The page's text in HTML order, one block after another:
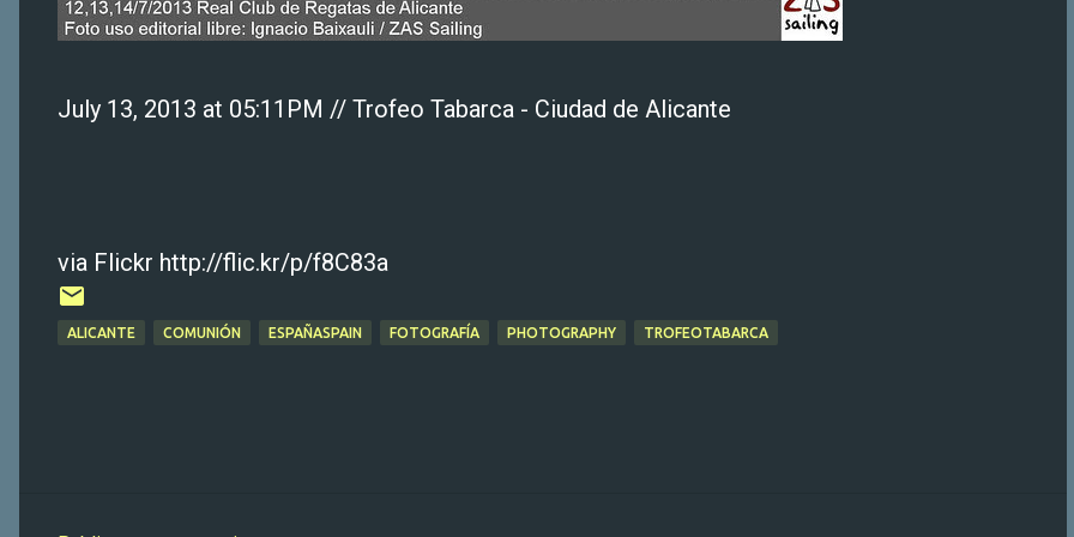
July 13, 2013 at 05:11PM // Trofeo Tabarca - Ciudad de Alicante
via Flickr http://flic.kr/p/f8C83a
ALICANTE COMUNIÓN ESPAÑASPAIN FOTOGRAFÍA PHOTOGRAPHY TROFEOTABARCA